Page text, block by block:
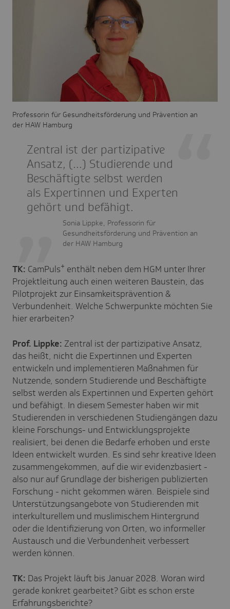
Professorin für Gesundheitsförderung und Prävention an
der HAW Hamburg
Zentral ist der partizipative
Ansatz, (...) Studierende und
Beschäftigte selbst werden
als Expertinnen und Experten
gehört und befähigt.
Sonia Lippke, Professorin für
Gesundheitsförderung und Prävention an
der HAW Hamburg
TK: CamPuls+ enthält neben dem HGM unter Ihrer
Projektleitung auch einen weiteren Baustein, das
Pilotprojekt zur Einsamkeitsprävention &
Verbundenheit. Welche Schwerpunkte möchten Sie
hier erarbeiten?
Prof. Lippke: Zentral ist der partizipative Ansatz,
das heißt, nicht die Expertinnen und Experten
entwickeln und implementieren Maßnahmen für
Nutzende, sondern Studierende und Beschäftigte
selbst werden als Expertinnen und Experten gehört
und befähigt. In diesem Semester haben wir mit
Studierenden in verschiedenen Studiengängen dazu
kleine Forschungs- und Entwicklungsprojekte
realisiert, bei denen die Bedarfe erhoben und erste
Ideen entwickelt wurden. Es sind sehr kreative Ideen
zusammengekommen, auf die wir evidenzbasiert -
also nur auf Grundlage der bisherigen publizierten
Forschung - nicht gekommen wären. Beispiele sind
Unterstützungsangebote von Studierenden mit
interkulturellem und muslimischem Hintergrund
oder die Identifizierung von Orten, wo informeller
Austausch und die Verbundenheit verbessert
werden können.
TK: Das Projekt läuft bis Januar 2028. Woran wird
gerade konkret gearbeitet? Gibt es schon erste
Erfahrungsberichte?